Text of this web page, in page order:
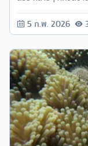
5 ก.พ. 2026